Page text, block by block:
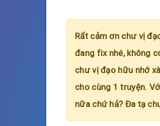
Rất cảm ơn chư vị
đang fix nhé, không
chư vị đạo hữu nhớ
cho cùng 1 truyện.
nữa chứ hả? Đa tạ